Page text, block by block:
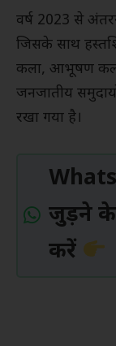
वर्ष 2023 से
जिसके साथ
कला, आभूषण
जनजातीय
रखा गया है।
जुड़ने के
करें